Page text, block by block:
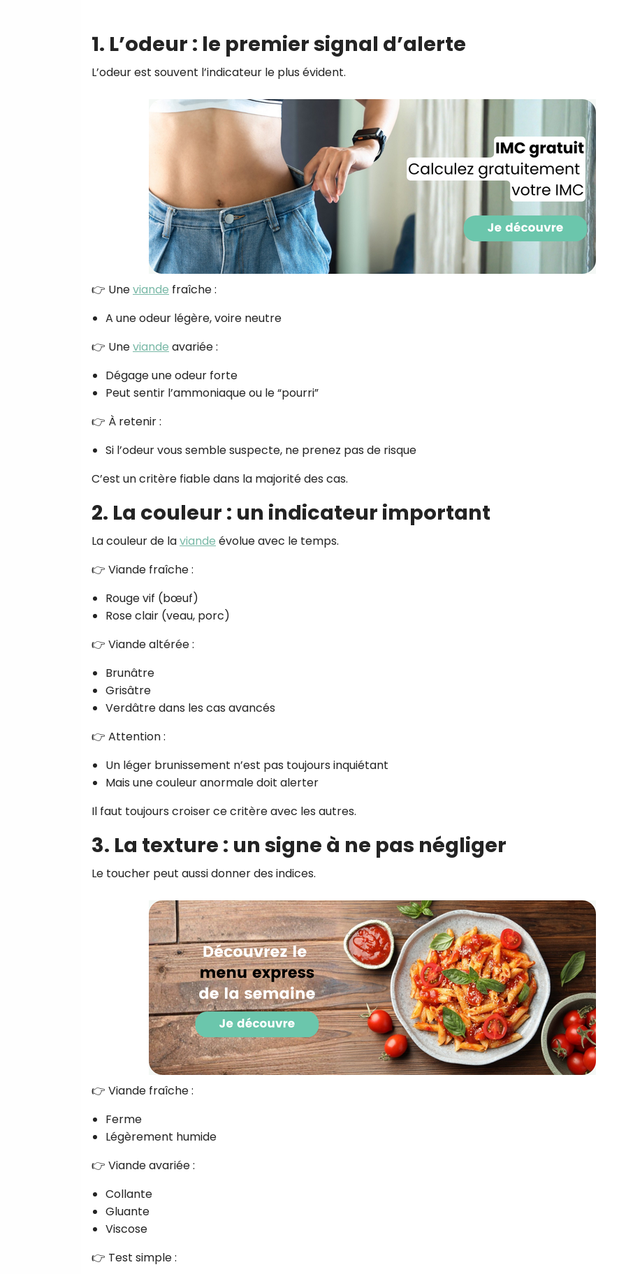
1. L’odeur : le premier signal d’alerte
L’odeur est souvent l’indicateur le plus évident.
👉 Uneviande fraîche :
A une odeur légère, voire neutre
👉 Uneviande avariée :
Dégage une odeur forte
Peut sentir l’ammoniaque ou le “pourri”
👉 À retenir :
Si l’odeur vous semble suspecte, ne prenez pas de risque
C’est un critère fiable dans la majorité des cas.
2. La couleur : un indicateur important
La couleur de laviande évolue avec le temps.
👉 Viande fraîche :
Rouge vif (bœuf)
Rose clair (veau, porc)
👉 Viande altérée :
Brunâtre
Grisâtre
Verdâtre dans les cas avancés
👉 Attention :
Un léger brunissement n’est pas toujours inquiétant
Mais une couleur anormale doit alerter
Il faut toujours croiser ce critère avec les autres.
3. La texture : un signe à ne pas négliger
Le toucher peut aussi donner des indices.
👉 Viande fraîche :
Ferme
Légèrement humide
👉 Viande avariée :
Collante
Gluante
Viscose
👉 Test simple :
CROQ.
Je consens à ce que la société
Prisma Players analyse le taux
des courriels pour mesurer et
performances des campagnes.
pourrons savoir si vous ouvrez les
l'heure à laquelle vous le faites ainsi
des informations sur le terminal que
utilisez. Pour en savoir plus sur ces
politique de confidentialité
Je reçois mon cadeau !
Votre adresse email sera utilisée par Digital Prisma
envoyer votre newsletter contenant des offres